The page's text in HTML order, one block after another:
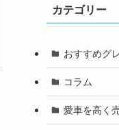
カテゴリー
おすすめグ
コラム
愛車を高く